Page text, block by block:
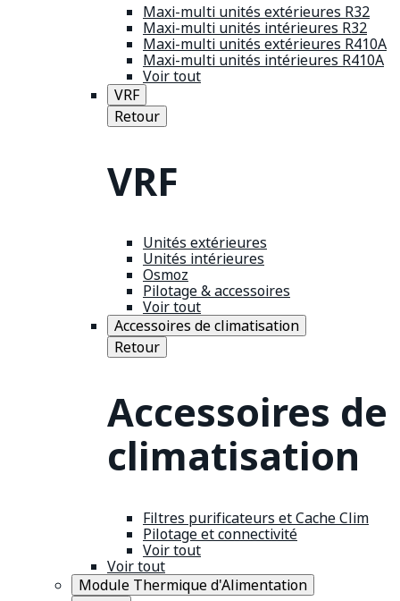
Maxi-multi unités extérieures R32
Maxi-multi unités intérieures R32
Maxi-multi unités extérieures R410A
Maxi-multi unités intérieures R410A
Voir tout
VRF
Retour
VRF
Unités extérieures
Unités intérieures
Osmoz
Pilotage & accessoires
Voir tout
Accessoires de climatisation
Retour
Accessoires de
climatisation
Filtres purificateurs et Cache Clim
Pilotage et connectivité
Voir tout
Voir tout
Module Thermique d'Alimentation